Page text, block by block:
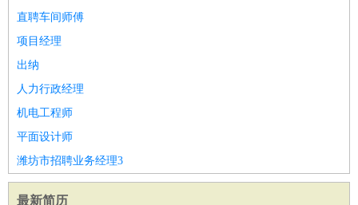
直聘车间师傅
项目经理
出纳
人力行政经理
机电工程师
平面设计师
潍坊市招聘业务经理3
最新简历